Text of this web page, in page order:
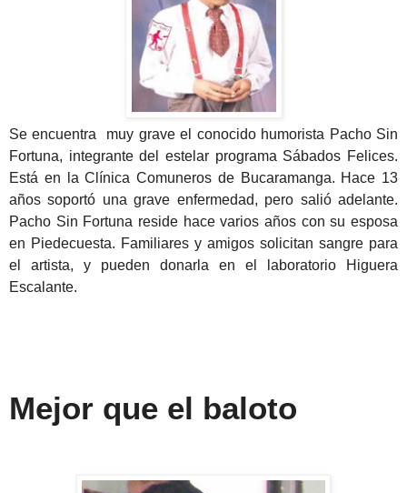
Se encuentra muy grave el conocido humorista Pacho Sin
Fortuna, integrante del estelar programa Sábados Felices.
Está en la Clínica Comuneros de Bucaramanga. Hace 13
años soportó una grave enfermedad, pero salió adelante.
Pacho Sin Fortuna reside hace varios años con su esposa
en Piedecuesta. Familiares y amigos solicitan sangre para
el artista, y pueden donarla en el laboratorio Higuera
Escalante.
Mejor que el baloto